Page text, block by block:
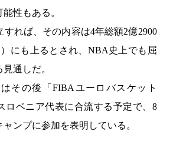
性もある。
れば、その内容は4年総額2億2900
にも上るとされ、NBA史上でも屈
通しだ。
その後「FIBAユーロバスケット
ロベニア代表に合流する予定で、8
ンプに参加を表明している。